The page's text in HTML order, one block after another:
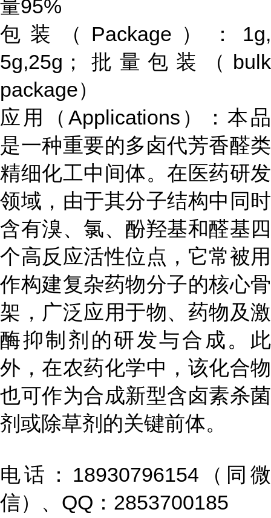
量95%
包装（Package）：1g,
5g,25g；批量包装（bulk
package）
应用（Applications）：本品
是一种重要的多卤代芳香醛类
精细化工中间体。在医药研发
领域，由于其分子结构中同时
含有溴、氯、酚羟基和醛基四
个高反应活性位点，它常被用
作构建复杂药物分子的核心骨
架，广泛应用于物、药物及激
酶抑制剂的研发与合成。此
外，在农药化学中，该化合物
也可作为合成新型含卤素杀菌
剂或除草剂的关键前体。
电话：18930796154（同微
信）、QQ：2853700185